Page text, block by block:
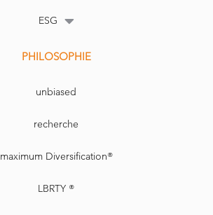
ESG
PHILOSOPHIE
unbiased
recherche
maximum Diversification®
LBRTY ®